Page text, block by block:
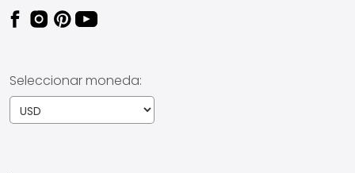
Seleccionar moneda: